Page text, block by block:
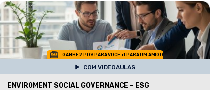
GANHE 2 POS PARA VOCE +1 PARA UM AMIGO
COM VIDEOAULAS
ENVIROMENT SOCIAL GOVERNANCE – ESG